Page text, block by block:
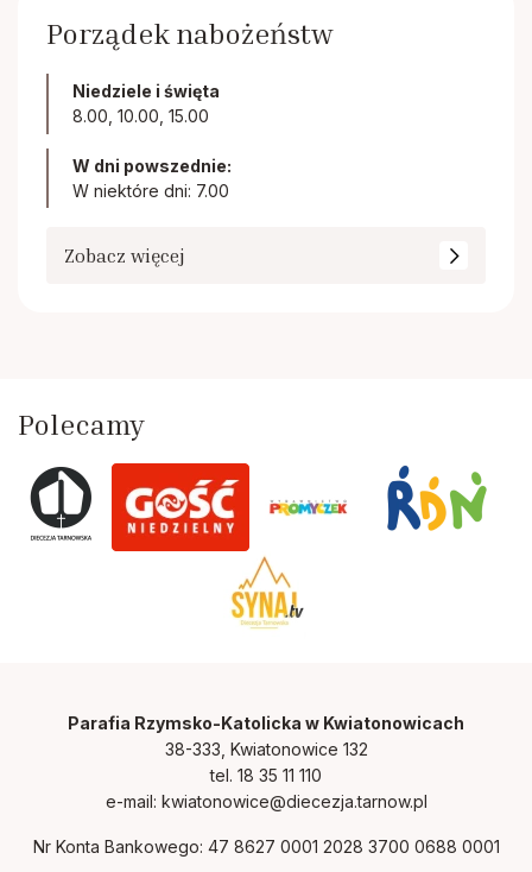
Porządek nabożeństw
Niedziele i święta
8.00, 10.00, 15.00
W dni powszednie:
W niektóre dni: 7.00
Zobacz więcej
Polecamy
Parafia Rzymsko-Katolicka w Kwiatonowicach
38-333, Kwiatonowice 132
tel. 18 35 11 110
e-mail: kwiatonowice@diecezja.tarnow.pl
Nr Konta Bankowego: 47 8627 0001 2028 3700 0688 0001